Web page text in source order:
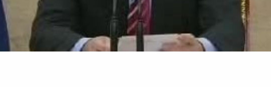
года, 20:20
на заседании Совета законодателей